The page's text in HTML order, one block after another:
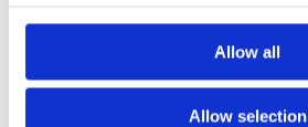
Allow all
Allow selection